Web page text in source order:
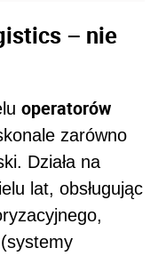
– nie
operatorów
zarówno
Działa na
lat, obsługując